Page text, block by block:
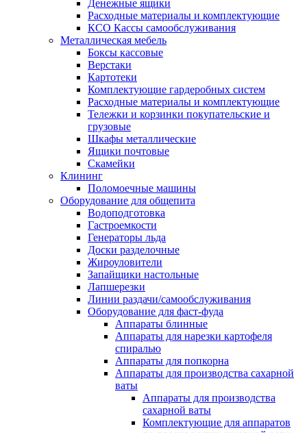
Денежные ящики
Расходные материалы и комплектующие
КСО Кассы самообслуживания
Металлическая мебель
Боксы кассовые
Верстаки
Картотеки
Комплектующие гардеробных систем
Расходные материалы и комплектующие
Тележки и корзинки покупательские и
грузовые
Шкафы металлические
Ящики почтовые
Скамейки
Клининг
Поломоечные машины
Оборудование для общепита
Водоподготовка
Гастроемкости
Генераторы льда
Доски разделочные
Жироуловители
Запайщики настольные
Лапшерезки
Линии раздачи/самообслуживания
Оборудование для фаст-фуда
Аппараты блинные
Аппараты для нарезки картофеля
спиралью
Аппараты для попкорна
Аппараты для производства сахарной
ваты
Аппараты для производства
сахарной ваты
Комплектующие для аппаратов